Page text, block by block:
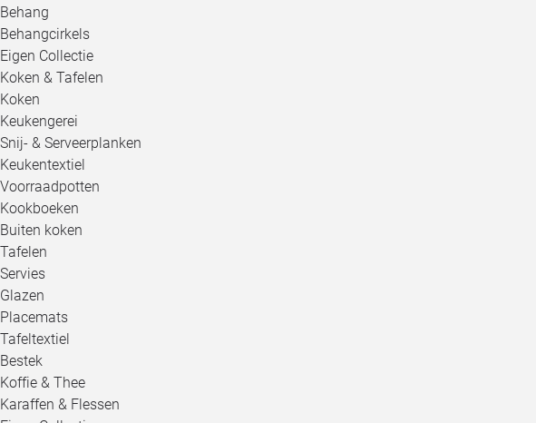
Behang
Behangcirkels
Eigen Collectie
Koken & Tafelen
Koken
Keukengerei
Snij- & Serveerplanken
Keukentextiel
Voorraadpotten
Kookboeken
Buiten koken
Tafelen
Servies
Glazen
Placemats
Tafeltextiel
Bestek
Koffie & Thee
Karaffen & Flessen